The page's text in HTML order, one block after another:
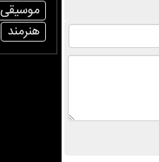
موسیقی
هنرمند